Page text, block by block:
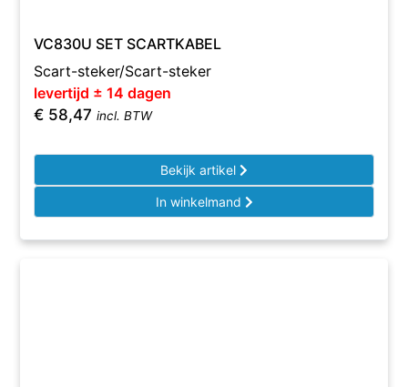
VC830U SET SCARTKABEL
Scart-steker/Scart-steker
levertijd ± 14 dagen
€ 58,47 incl. BTW
Bekijk artikel
In winkelmand